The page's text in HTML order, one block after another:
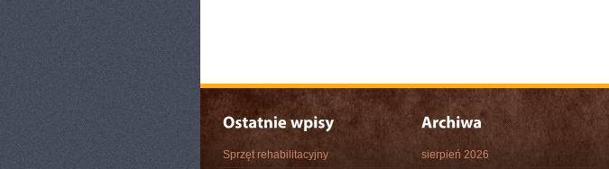
Sprzęt rehabilitacyjny
sierpień 2026